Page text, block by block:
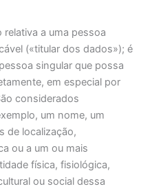
a uma pessoa
(«titular dos dados»); é
singular que possa
em especial por
considerados
um nome, um
de localização,
ou a um ou mais
física, fisiológica,
ou social dessa